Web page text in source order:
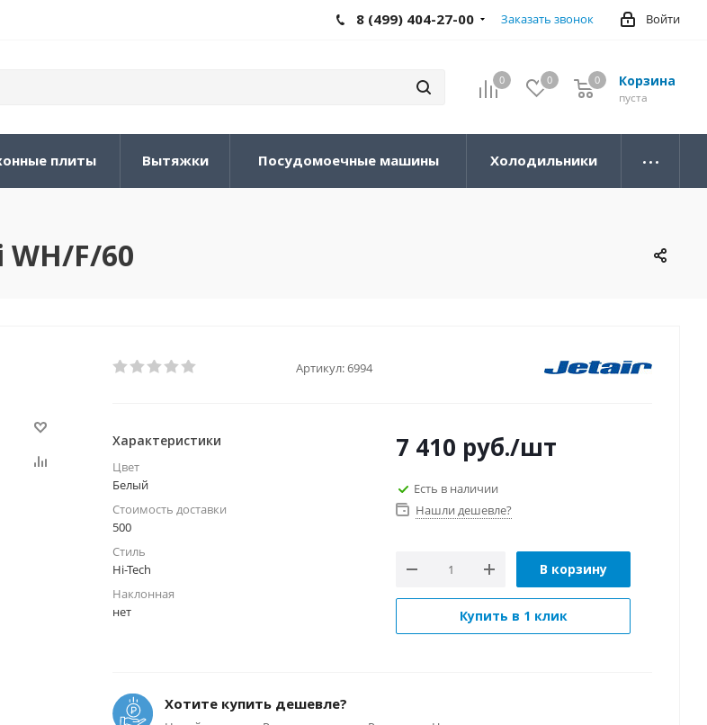
Войти
8 (499) 404-27-00 Заказать звонок
0 0 Корзина
0
пуста
0
плиты Вытяжки Посудомоечные машины Холодильники
F/60
Артикул:6994
Характеристики
Цвет
Белый
Стоимость доставки
500
Стиль
Hi-Tech
Наклонная
нет
7 410 руб./шт
Есть в наличии
Нашли дешевле?
В корзину
Купить в 1 клик
Хотите купить дешевле?